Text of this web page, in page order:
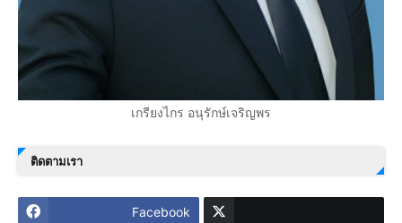
เกรียงไกร อนุรักษ์เจริญพร
ติดตามเรา
Facebook